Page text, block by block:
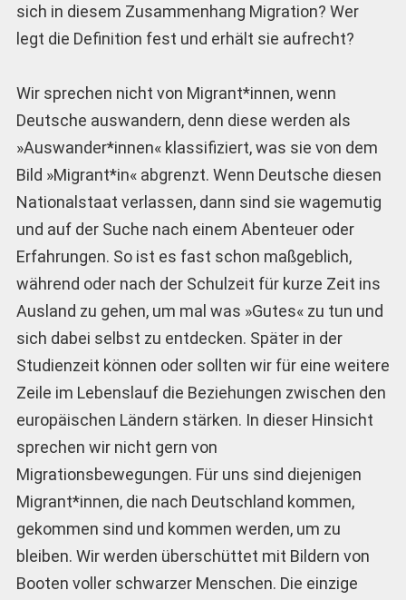
sich in diesem Zusammenhang Migration? Wer
legt die Definition fest und erhält sie aufrecht?
Wir sprechen nicht von Migrant*innen, wenn
Deutsche auswandern, denn diese werden als
»Auswander*innen« klassifiziert, was sie von dem
Bild »Migrant*in« abgrenzt. Wenn Deutsche diesen
Nationalstaat verlassen, dann sind sie wagemutig
und auf der Suche nach einem Abenteuer oder
Erfahrungen. So ist es fast schon maßgeblich,
während oder nach der Schulzeit für kurze Zeit ins
Ausland zu gehen, um mal was »Gutes« zu tun und
sich dabei selbst zu entdecken. Später in der
Studienzeit können oder sollten wir für eine weitere
Zeile im Lebenslauf die Beziehungen zwischen den
europäischen Ländern stärken. In dieser Hinsicht
sprechen wir nicht gern von
Migrationsbewegungen. Für uns sind diejenigen
Migrant*innen, die nach Deutschland kommen,
gekommen sind und kommen werden, um zu
bleiben. Wir werden überschüttet mit Bildern von
Booten voller schwarzer Menschen. Die einzige